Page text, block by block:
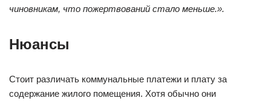
чиновникам, что пожертвований стало меньше.».
Нюансы
Стоит различать коммунальные платежи и плату за
содержание жилого помещения. Хотя обычно они